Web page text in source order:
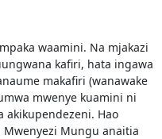
waamini. Na mjakazi
kafiri, hata ingawa
makafiri (wanawake
mwenye kuamini ni
akikupendezeni. Hao
Mungu anaitia